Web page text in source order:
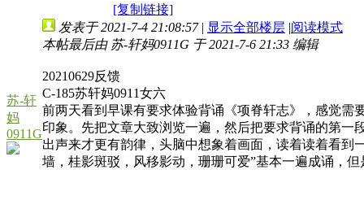
[复制链接]
苏-轩
妈
0911G
发表于 2021-7-4 21:08:57 | 显示全部楼层 |阅读模式
本帖最后由 苏-轩妈0911G 于 2021-7-6 21:33 编辑
20210629反馈
C-185苏轩妈0911女六
前两天看到早课有要求体验背诵《项脊轩志》，感觉需
印象。先把文章大致浏览一遍，然后把要求背诵的第
出声来才更有韵律，头脑中想象着画面，读着读着看
墙，桂影斑驳，风移影动，珊珊可爱”基本一遍成诵，